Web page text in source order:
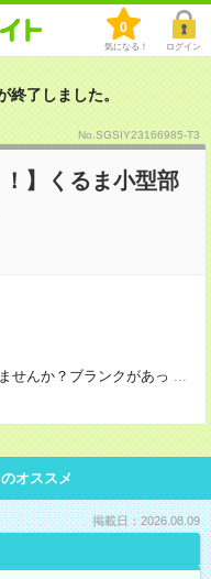
0
気になる！ ログイン
終了しました。
No.SGSIY23166985-T3
！】くるま小型部
せんか？ブランクがあっ ...
オススメ
掲載日：2026.08.09